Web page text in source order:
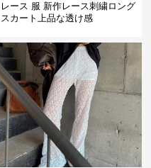
レース 服 新作レース刺繍ロング
スカート上品な透け感